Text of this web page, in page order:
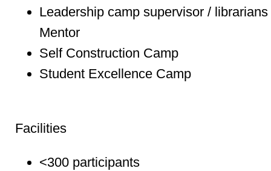
Leadership camp supervisor /
Mentor
Self Construction Camp
Student Excellence Camp
Facilities
<300 participants